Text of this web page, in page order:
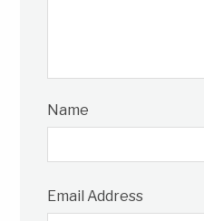
Name
Email Address